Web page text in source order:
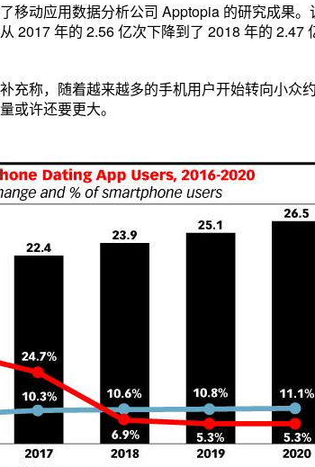
移动应用数据分析公司 Apptopia 的研究成果
2017 年的 2.56 亿次下降到了 2018 年的 2.47
充称，随着越来越多的手机用户开始转向小众
或许还要更大。